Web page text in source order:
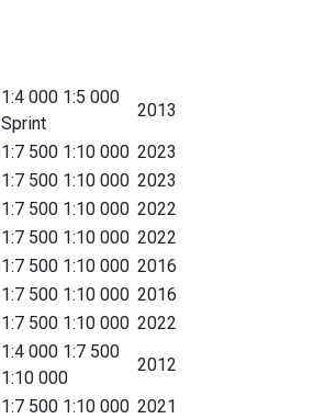
1:4 000 1:5 000
Sprint
2013
1:7 500 1:10 000 2023
1:7 500 1:10 000 2023
1:7 500 1:10 000 2022
1:7 500 1:10 000 2022
1:7 500 1:10 000 2016
1:7 500 1:10 000 2016
1:7 500 1:10 000 2022
1:4 000 1:7 500
1:10 000
2012
1:7 500 1:10 000 2021